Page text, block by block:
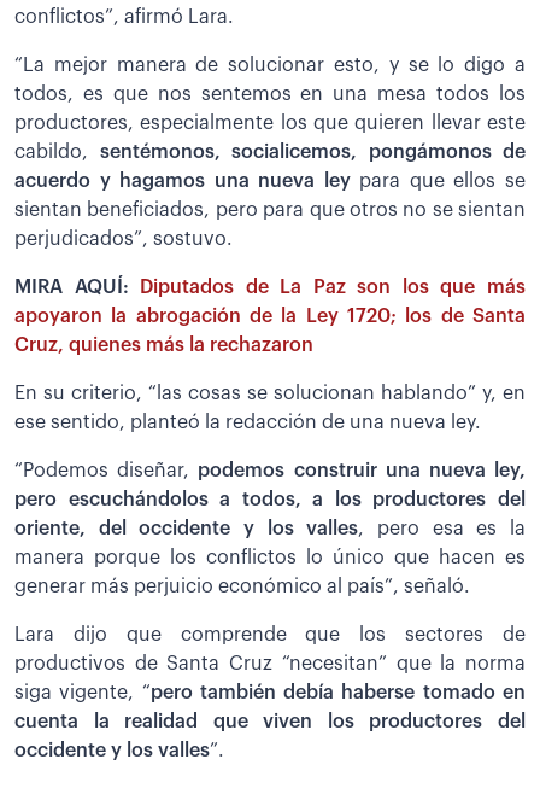
conflictos”, afirmó Lara.
“La mejor manera de solucionar esto, y se lo digo a
todos, es que nos sentemos en una mesa todos los
productores, especialmente los que quieren llevar este
cabildo, sentémonos, socialicemos, pongámonos de
acuerdo y hagamos una nueva leypara que ellos se
sientan beneficiados, pero para que otros no se sientan
perjudicados”, sostuvo.
MIRA AQUÍ:
Diputados de La Paz son los que más
apoyaron la abrogación de la Ley 1720; los de Santa
Cruz, quienes más la rechazaron
En su criterio, “las cosas se solucionan hablando” y, en
ese sentido, planteó la redacción de una nueva ley.
“Podemos diseñar, podemos construir una nueva ley,
pero escuchándolos a todos, a los productores del
oriente, del occidente y los valles, pero esa es la
manera porque los conflictos lo único que hacen es
generar más perjuicio económico al país”, señaló.
Lara dijo que comprende que los sectores de
productivos de Santa Cruz “necesitan” que la norma
siga vigente, “pero también debía haberse tomado en
cuenta la realidad que viven los productores del
occidente y los valles”.